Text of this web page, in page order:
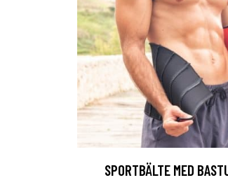
SPORTBÄLTE MED